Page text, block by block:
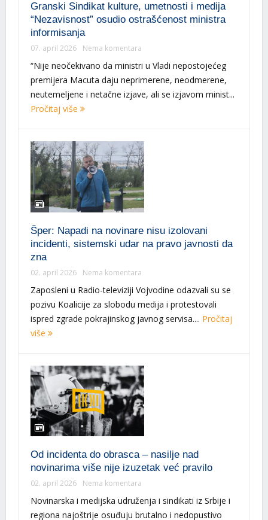
Granski Sindikat kulture, umetnosti i medija
“Nezavisnost” osudio ostrašćenost ministra
informisanja
07. april 2026 Nema komentara
“Nije neočekivano da ministri u Vladi nepostojećeg
premijera Macuta daju neprimerene, neodmerene,
neutemeljene i netačne izjave, ali se izjavom minist...
Pročitaj više
Šper: Napadi na novinare nisu izolovani
incidenti, sistemski udar na pravo javnosti da
zna
02. april 2026 Nema komentara
Zaposleni u Radio-televiziji Vojvodine odazvali su se
pozivu Koalicije za slobodu medija i protestovali
ispred zgrade pokrajinskog javnog servisa.... Pročitaj
više
Od incidenta do obrasca – nasilje nad
novinarima više nije izuzetak već pravilo
02. april 2026 Nema komentara
Novinarska i medijska udruženja i sindikati iz Srbije i
regiona najoštrije osuđuju brutalno i nedopustivo